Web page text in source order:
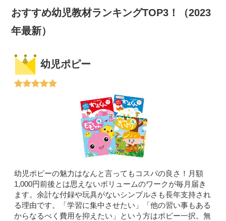
おすすめ幼児教材ランキングTOP3！（2023
年最新）
幼児ポピー
幼児ポピーの魅力はなんと言ってもコスパの良さ！月額
1,000円前後とは思えないボリュームのワークが毎月届き
ます。余計な付録や玩具がないシンプルさも長年支持され
る理由です。「学習に集中させたい」「他の習い事もある
からなるべく費用を抑えたい」という方はポピー一択。無